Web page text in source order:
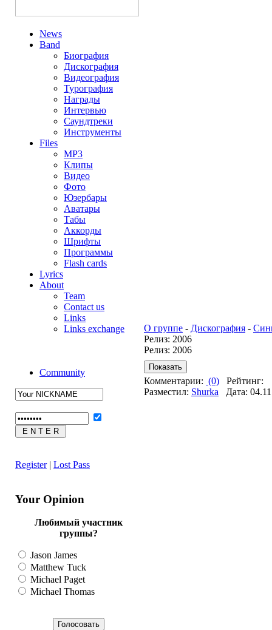
News
Band
Биография
Дискография
Видеография
Турография
Награды
Интервью
Саундтреки
Инструменты
Files
MP3
Клипы
Видео
Фото
Юзербары
Аватары
Табы
Аккорды
Шрифты
Программы
Flash cards
Lyrics
About
Team
Contact us
Links
Links exchange
Community
Register| Lost Pass
Your Opinion
Любимый участник
группы?
Jason James
Matthew Tuck
Michael Paget
Michael Thomas
О группе - Дискография -
Релиз: 2006
Релиз: 2006
Комментарии: (0) Рейтинг:
Разместил: Shurka Дата: